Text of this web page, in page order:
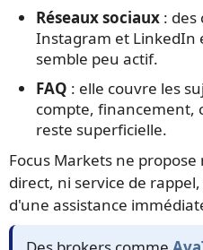
Réseaux sociaux : des
Instagram et LinkedIn
semble peu actif.
FAQ : elle couvre les
compte, financement,
reste superficielle.
Focus Markets ne
direct, ni service de
d'une assistance